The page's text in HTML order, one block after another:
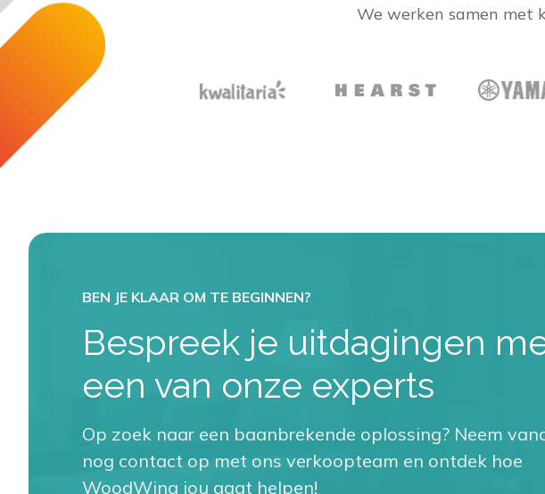
We werken samen met
Bespreek je uitdagingen
een van onze experts
Op zoek naar een baanbrekende oplossing? Neem
nog contact op met ons verkoopteam en ontdek hoe
WoodWing jou gaat helpen!